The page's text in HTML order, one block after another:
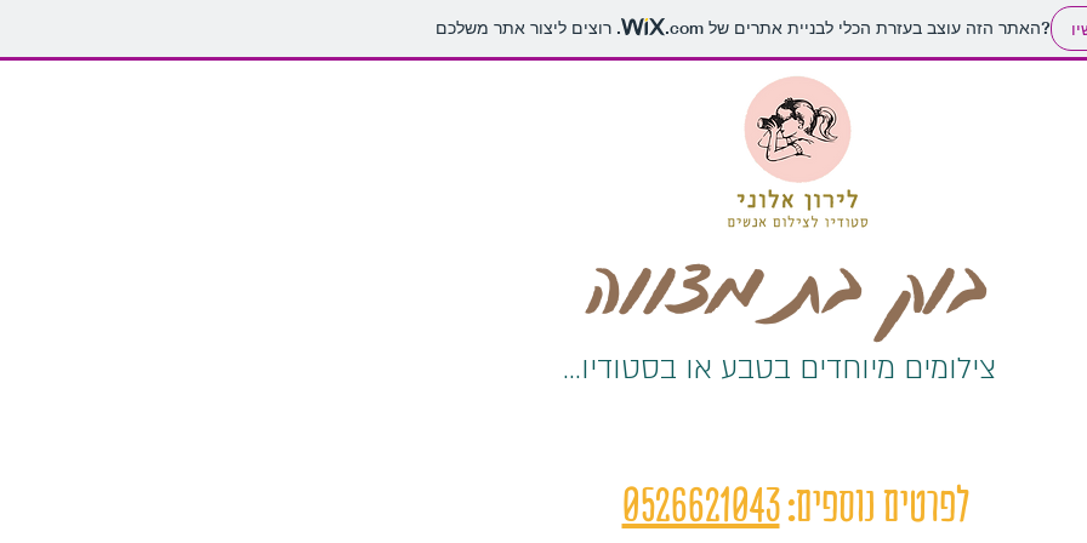
האתר הזה עוצב בעזרת הכלי לבניית אתרים של.com . רוצים ליצור אתר משלכם?
צילומים מיוחדים בטבע או בסטודיו...
לפרטים נוספים:0526621043